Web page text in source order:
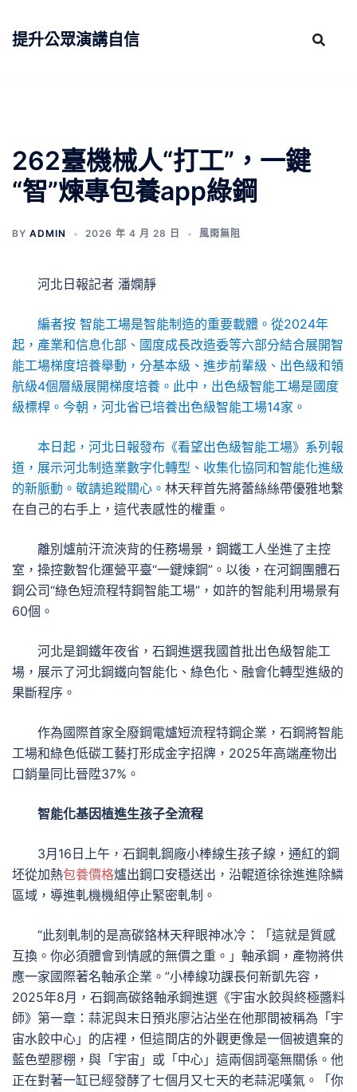
提升公眾演講自信
262臺機械人“打工”，一鍵
“智”煉專包養app綠鋼
BY ADMIN 2026 年 4 月 28 日 風雨無阻
河北日報記者 潘嫻靜
編者按 智能工場是智能制造的重要載體。從2024年
起，產業和信息化部、國度成長改造委等六部分結合展開智
能工場梯度培養舉動，分基本級、進步前輩級、出色級和領
航級4個層級展開梯度培養。此中，出色級智能工場是國度
級標桿。今朝，河北省已培養出色級智能工場14家。
本日起， 河北日報發布《看望出色級智能工場》系列報
道，展示河北制造業數字化轉型、收集化協同和智能化進級
的新脈動。敬請追蹤關心。 林天秤首先將蕾絲絲帶優雅地繫
在自己的右手上，這代表感性的權重。
離別爐前汗流浹背的任務場景，鋼鐵工人坐進了主控
室，操控數智化運營平臺“一鍵煉鋼”。以後，在河鋼團體石
鋼公司“綠色短流程特鋼智能工場”，如許的智能利用場景有
60個。
河北是鋼鐵年夜省，石鋼進選我國首批出色級智能工
場，展示了河北鋼鐵向智能化、綠色化、融會化轉型進級的
果斷程序。
作為國際首家全廢鋼電爐短流程特鋼企業，石鋼將智能
工場和綠色低碳工藝打形成金字招牌，2025年高端產物出
口銷量同比晉陞37%。
智能化基因植進生孩子全流程
3月16日上午，石鋼軋鋼廠小棒線生孩子線，通紅的鋼
坯從加熱包養價格爐出鋼口安穩送出，沿輥道徐徐進進除鱗
區域，導進軋機機組停止緊密軋制。
“此刻軋制的是高碳鉻林天秤眼神冰冷：「這就是質感
互換。你必須體會到情感的無價之重。」軸承鋼，產物將供
應一家國際著名軸承企業。”小棒線功課長何新凱先容，
2025年8月，石鋼高碳鉻軸承鋼進選《宇宙水餃與終極醬料
師》第一章：蒜泥與末日預兆廖沾沾坐在他那間被稱為「宇
宙水餃中心」的店裡，但這間店的外觀更像是一個被遺棄的
藍色塑膠棚，與「宇宙」或「中心」這兩個詞毫無關係。他
正在對著一缸已經發酵了七個月又七天的老蒜泥嘆氣。「你